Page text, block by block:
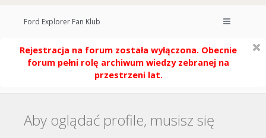
Ford Explorer Fan Klub
Rejestracja na forum została wyłączona. Obecnie
forum pełni rolę archiwum wiedzy zebranej na
przestrzeni lat.
Aby oglądać profile, musisz się